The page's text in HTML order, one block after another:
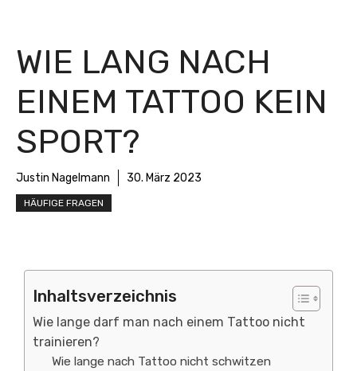
WIE LANG NACH
EINEM TATTOO KEIN
SPORT?
Justin Nagelmann 30. März 2023
HÄUFIGE FRAGEN
Inhaltsverzeichnis
Wie lange darf man nach einem Tattoo nicht
trainieren?
Wie lange nach Tattoo nicht schwitzen